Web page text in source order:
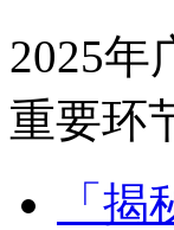
2025年
重要环
「